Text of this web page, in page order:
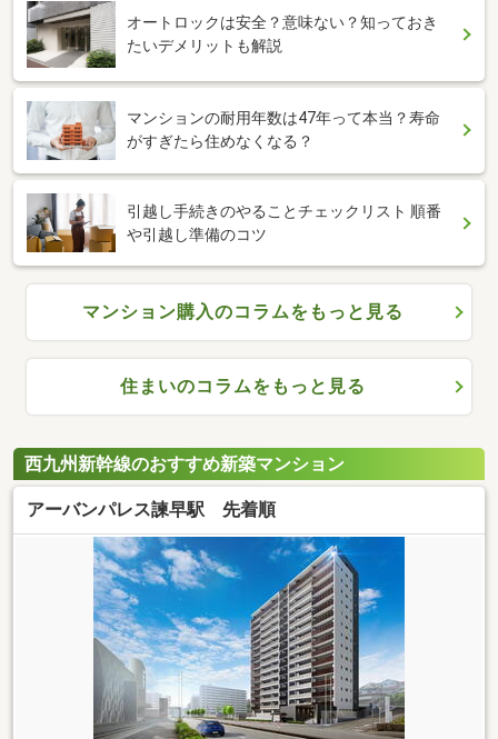
オートロックは安全？意味ない？知っておき
たいデメリットも解説
マンションの耐用年数は47年って本当？寿命
がすぎたら住めなくなる？
引越し手続きのやることチェックリスト 順番
や引越し準備のコツ
マンション購入のコラムをもっと見る
住まいのコラムをもっと見る
西九州新幹線のおすすめ新築マンション
アーバンパレス諫早駅 先着順